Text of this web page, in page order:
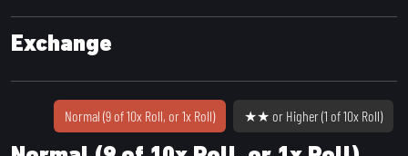
Exchange
Normal (9 of 10x Roll, or 1x Roll) ★★ or Higher (1 of 10x Roll)